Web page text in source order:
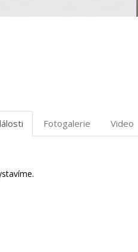
Fotogalerie Video